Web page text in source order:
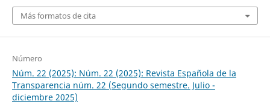
Más formatos de cita
Número
Núm. 22 (2025): Núm. 22 (2025): Revista Española de la
Transparencia núm. 22 (Segundo semestre. Julio -
diciembre 2025)